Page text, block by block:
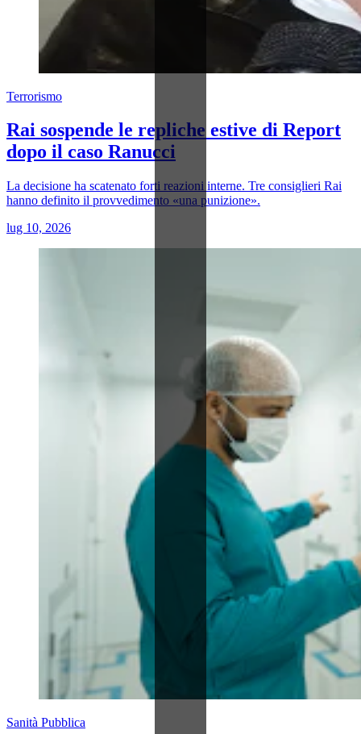
Terrorismo
Rai sospende le repliche estive di Report
dopo il caso Ranucci
La decisione ha scatenato forti reazioni interne. Tre consiglieri Rai
hanno definito il provvedimento «una punizione».
lug 10, 2026
Sanità Pubblica